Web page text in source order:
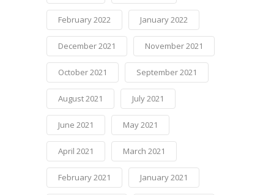
February 2022 January 2022
December 2021 November 2021
October 2021 September 2021
August 2021 July 2021
June 2021 May 2021
April 2021 March 2021
February 2021 January 2021